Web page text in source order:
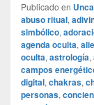
Publicado en
abuso ritual,
simbólico,
agenda oculta,
oculta, astrología,
campos
digital, chakras,
personas,